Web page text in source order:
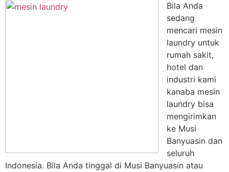
Bila Anda
sedang
mencari mesin
laundry untuk
rumah sakit,
hotel dan
industri kami
kanaba mesin
laundry bisa
mengirimkan
ke Musi
Banyuasin dan
seluruh
Indonesia. Bila Anda tinggal di Musi Banyuasin atau